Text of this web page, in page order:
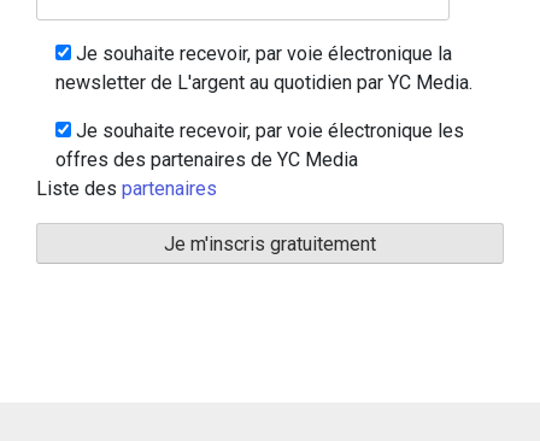
Je souhaite recevoir, par voie électronique la
newsletter de L'argent au quotidien par YC Media.
Je souhaite recevoir, par voie électronique les
offres des partenaires de YC Media
Liste des partenaires